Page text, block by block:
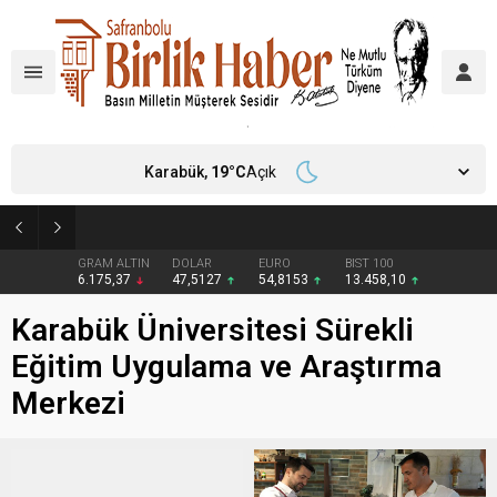
GRAM ALTIN
6.175,37
DOLAR
47,5127
EURO
54,8153
BIST 100
13.458,10
Karabük, 19°CAçık
Karabük Üniversitesi Sürekli
Eğitim Uygulama ve Araştırma
Merkezi